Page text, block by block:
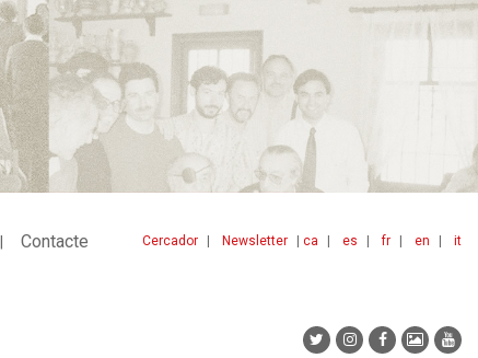
ca es fr en it
Cercador Newsletter
Contacte